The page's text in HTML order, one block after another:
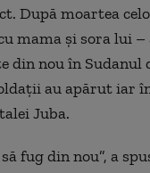
După moartea
mama și sora lui –
din nou în Sudanul
au apărut iar
Juba.
fug din nou”, a